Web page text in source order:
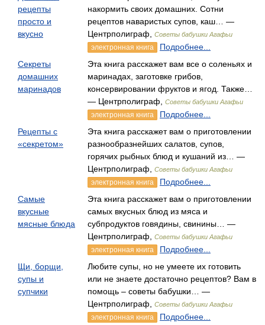
рецепты
просто и
вкусно
накормить своих домашних. Сотни
рецептов наваристых супов, каш… —
Центрполиграф,
Советы бабушки Агафьи
электронная книга
Подробнее...
Секреты
домашних
маринадов
Эта книга расскажет вам все о соленьях и
маринадах, заготовке грибов,
консервировании фруктов и ягод. Также…
— Центрполиграф,
Советы бабушки Агафьи
электронная книга
Подробнее...
Рецепты с
«секретом»
Эта книга расскажет вам о приготовлении
разнообразнейших салатов, супов,
горячих рыбных блюд и кушаний из… —
Центрполиграф,
Советы бабушки Агафьи
электронная книга
Подробнее...
Самые
вкусные
мясные блюда
Эта книга расскажет вам о приготовлении
самых вкусных блюд из мяса и
субпродуктов говядины, свинины… —
Центрполиграф,
Советы бабушки Агафьи
электронная книга
Подробнее...
Щи, борщи,
супы и
супчики
Любите супы, но не умеете их готовить
или не знаете достаточно рецептов? Вам в
помощь – советы бабушки… —
Центрполиграф,
Советы бабушки Агафьи
электронная книга Подробнее...